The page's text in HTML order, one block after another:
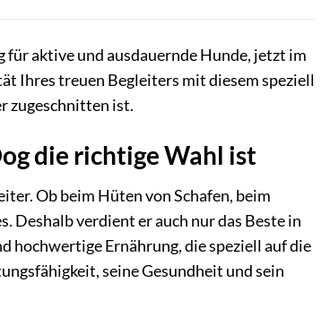
für aktive und ausdauernde Hunde, jetzt im
Ihres treuen Begleiters mit diesem speziell
zugeschnitten ist.
die richtige Wahl ist
Ob beim Hüten von Schafen, beim
Deshalb verdient er auch nur das Beste in
hochwertige Ernährung, die speziell auf die
seine Gesundheit und sein